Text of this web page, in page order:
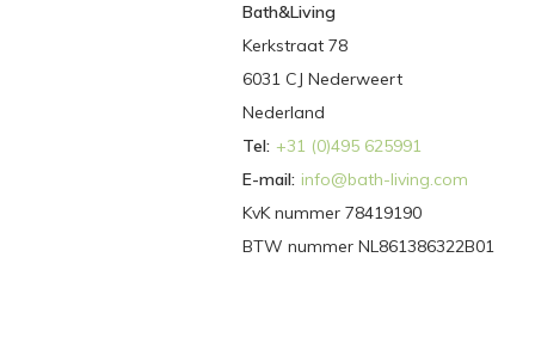
Bath&Living
Kerkstraat 78
6031 CJ Nederweert
Nederland
Tel: +31 (0)495 625991
E-mail: info@bath-living.com
KvK nummer 78419190
BTW nummer NL861386322B01